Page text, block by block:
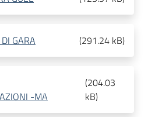
GARA (291.24 kB)
-MA
(204.03
kB)